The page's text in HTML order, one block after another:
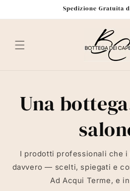
ai contenuti
Spedizione Gratuita
Una
I prodotti professionali che
davvero — scelti, spiegati e
Ad Acqui Terme, e